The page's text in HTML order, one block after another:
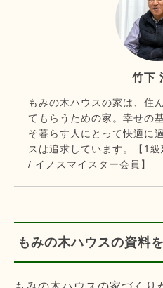
竹下
もみの木ハウスの家は、住
てもらうための家。幸せの
そ暮らす人にとって快適に
スは追求しています。【1
/ イノスマイスター会員】
もみの木ハウスの資料